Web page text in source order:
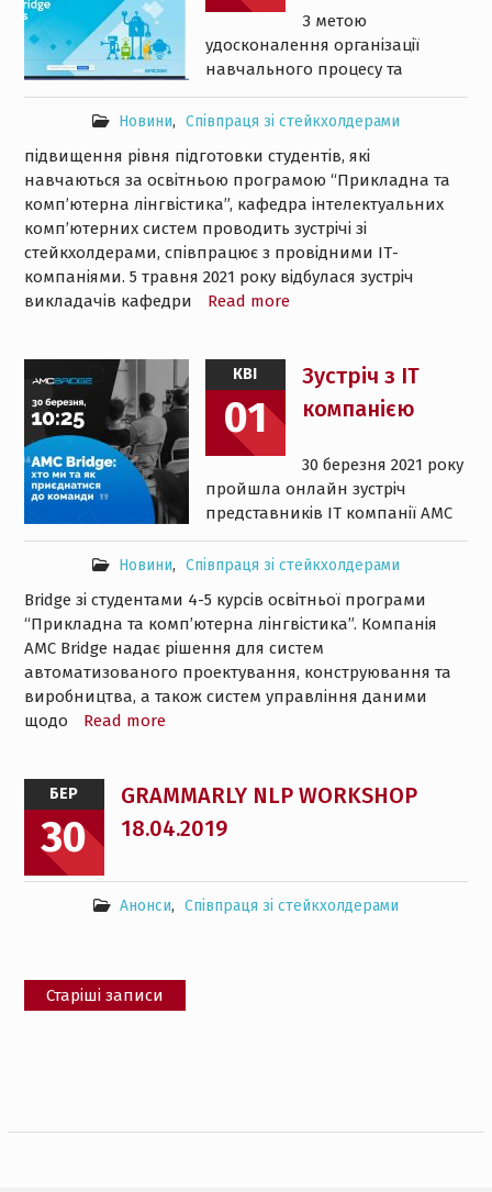
Новини, Співпраця зі стейкхолдерами
З метою
удосконалення організації
навчального процесу та
підвищення рівня підготовки студентів, які
навчаються за освітньою програмою “Прикладна та
комп’ютерна лінгвістика”, кафедра інтелектуальних
комп’ютерних систем проводить зустрічі зі
стейкхолдерами, співпрацює з провідними ІТ-
компаніями. 5 травня 2021 року відбулася зустріч
викладачів кафедри
Read more
КВІ
01
Зустріч з ІТ
компанією
Новини, Співпраця зі стейкхолдерами
30 березня 2021 року
пройшла онлайн зустріч
представників ІТ компанії AMC
Bridge зі студентами 4-5 курсів освітньої програми
“Прикладна та комп’ютерна лінгвістика”. Компанія
AMC Bridge надає рішення для систем
автоматизованого проектування, конструювання та
виробництва, а також систем управління даними
щодо
Read more
БЕР
30
GRAMMARLY NLP WORKSHOP
18.04.2019
Анонси, Співпраця зі стейкхолдерами
Навігація
за
Старіші записи